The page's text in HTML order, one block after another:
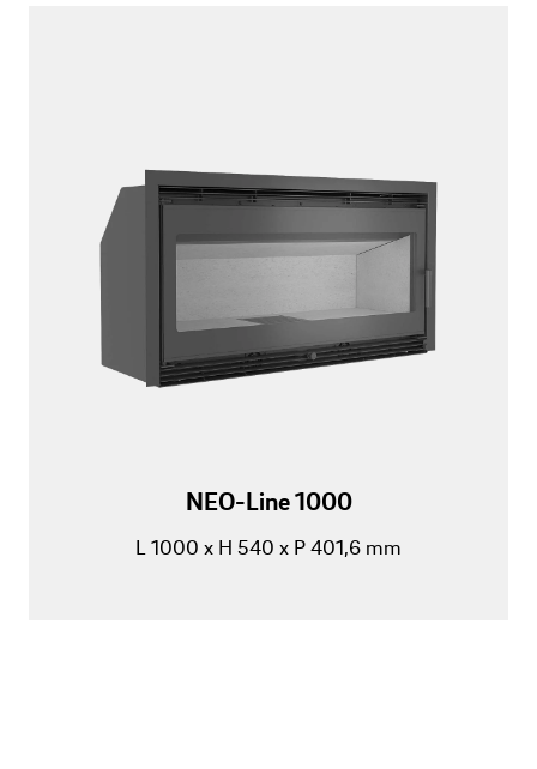
NEO-Line 1000
L 1000 x H 540 x P 401,6 mm